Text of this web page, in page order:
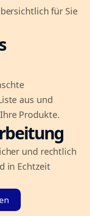
für Sie
aus und
Produkte.
und rechtlich
in Echtzeit